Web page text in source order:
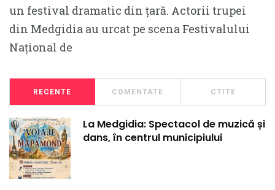
un festival dramatic din țară. Actorii trupei
din Medgidia au urcat pe scena Festivalului
Național de
RECENTE COMENTATE CTITE
La Medgidia: Spectacol de muzică și
dans, în centrul municipiului